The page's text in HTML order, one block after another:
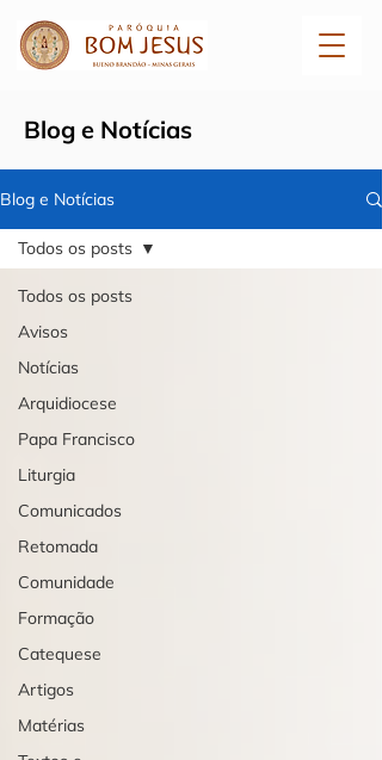
Blog e Notícias
Blog e Notícias
Todos os posts
Avisos
Notícias
Arquidiocese
Papa Francisco
Liturgia
Comunicados
Retomada
Comunidade
Formação
Catequese
Artigos
Matérias
Todos os posts